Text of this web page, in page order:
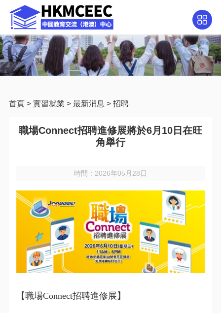
首頁> 實習就業 > 最新消息 > 招聘
職場Connect招聘進修展將於6月10日在旺
角舉行
時間：2026年05月28日
【職場Connect招聘進修展】